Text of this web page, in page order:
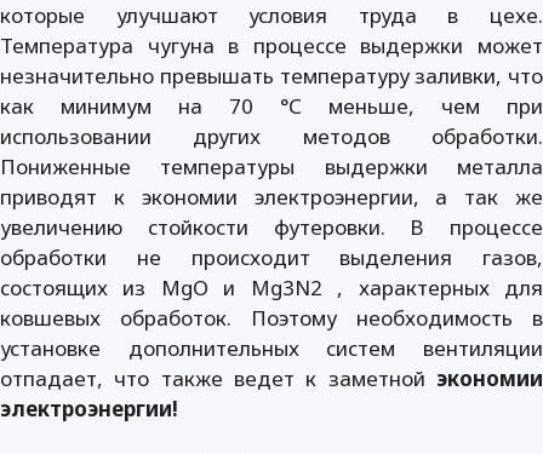
которые улучшают условия труда в цехе.
Температура чугуна в процессе выдержки может
незначительно превышать температуру заливки, что
как минимум на 70 °С меньше, чем при
использовании других методов обработки.
Пониженные температуры выдержки металла
приводят к экономии электроэнергии, а так же
увеличению стойкости футеровки. В процессе
обработки не происходит выделения газов,
состоящих из MgO и Mg3N2 , характерных для
ковшевых обработок. Поэтому необходимость в
установке дополнительных систем вентиляции
отпадает, что также ведет к заметной экономии
электроэнергии!